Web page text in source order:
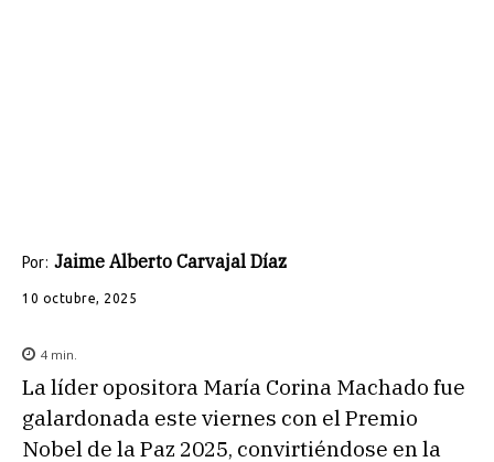
Por: Jaime Alberto Carvajal Díaz
10 octubre, 2025
4 min.
La líder opositora María Corina Machado fue
galardonada este viernes con el Premio
Nobel de la Paz 2025, convirtiéndose en la